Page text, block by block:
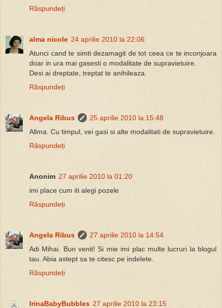
Răspundeți
alma nicole 24 aprilie 2010 la 22:06
Atunci cand te simti dezamagit de tot ceea ce te inconjoara
doar in ura mai gasesti o modalitate de supravietuire.
Desi ai dreptate, treptat te anihileaza.
Răspundeți
Angela Ribus
25 aprilie 2010 la 15:48
Allma. Cu timpul, vei gasi si alte modalitati de supravietuire.
Răspundeți
Anonim 27 aprilie 2010 la 01:20
imi place cum iti alegi pozele
Răspundeți
Angela Ribus
27 aprilie 2010 la 14:54
Adi Mihai. Bun venit! Si mie imi plac multe lucruri la blogul
tau. Abia astept sa te citesc pe indelete.
Răspundeți
IrinaBabyBubbles 27 aprilie 2010 la 23:15